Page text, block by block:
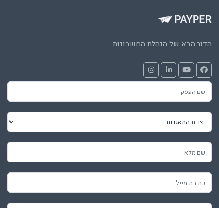
הדור הבא של הנהלת החשבונות